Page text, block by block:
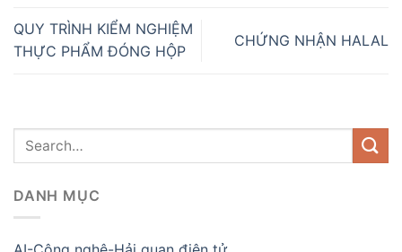
QUY TRÌNH KIỂM NGHIỆM
THỰC PHẨM ĐÓNG HỘP
CHỨNG NHẬN HALAL
DANH MỤC